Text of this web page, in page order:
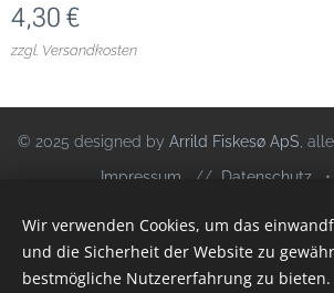
4,30 €
zzgl. Versandkosten
© 2025 designed by Arrild Fiskesø ApS ,
Impressum // Datenschutz
Sprachen
Deutsch
Dansk
Wir verwenden Cookies, um das
und die Sicherheit der Website zu
bestmögliche Nutzererfahrung zu bieten.